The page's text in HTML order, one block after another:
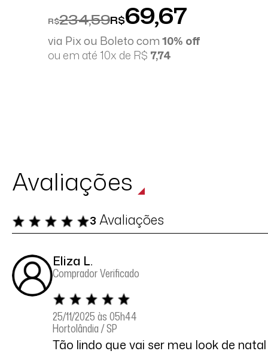
R$234,59R$69,67
via Pix ou Boleto com10% off
ou em até 10x de R$ 7,74
Avaliações
3 Avaliações
Eliza L.
Comprador Verificado
25/11/2025 às 05h44
Hortolândia / SP
Tão lindo que vai ser meu look de